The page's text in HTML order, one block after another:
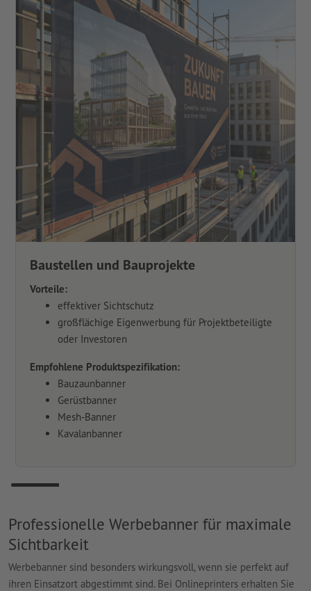
Baustellen und Bauprojekte
Vorteile:
effektiver Sichtschutz
großflächige Eigenwerbung für Projektbeteiligte
oder Investoren
Empfohlene Produktspezifikation:
Bauzaunbanner
Gerüstbanner
Mesh-Banner
Kavalanbanner
Professionelle Werbebanner für maximale
Sichtbarkeit
Werbebanner sind besonders wirkungsvoll, wenn sie perfekt auf
ihren Einsatzort abgestimmt sind. Bei Onlineprinters erhalten Sie